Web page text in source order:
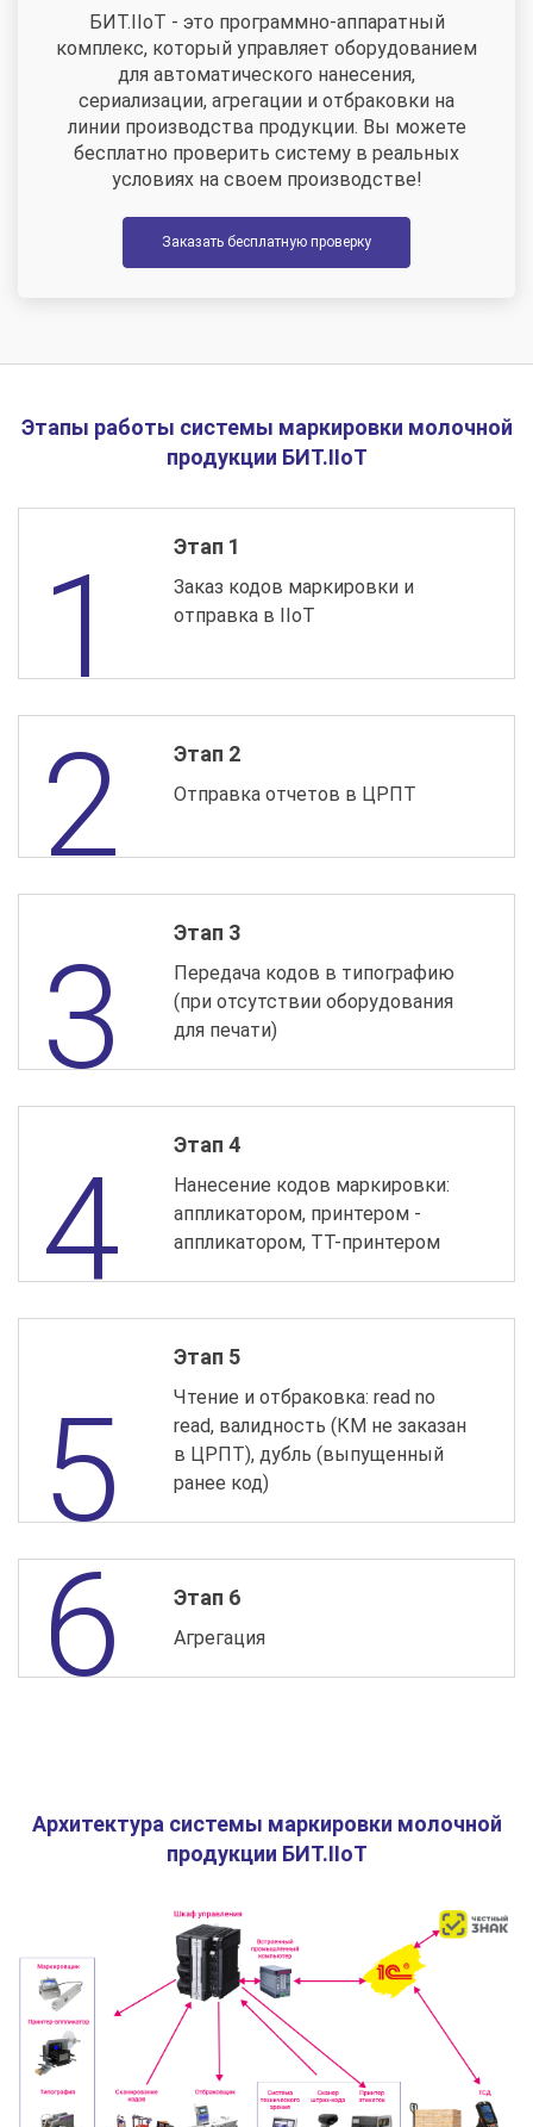
БИТ.IIoT - это программно-аппаратный
комплекс, который управляет оборудованием
для автоматического нанесения,
сериализации, агрегации и отбраковки на
линии производства продукции. Вы можете
бесплатно проверить систему в реальных
условиях на своем производстве!
Заказать бесплатную проверку
Этапы работы системы маркировки молочной
продукции БИТ.IIoT
Этап 1
Заказ кодов маркировки и
отправка в IIoT
Этап 2
Отправка отчетов в ЦРПТ
Этап 3
Передача кодов в типографию
(при отсутствии оборудования
для печати)
Этап 4
Нанесение кодов маркировки:
аппликатором, принтером -
аппликатором, ТТ-принтером
Этап 5
Чтение и отбраковка: read no
read, валидность (КМ не заказан
в ЦРПТ), дубль (выпущенный
ранее код)
Этап 6
Агрегация
Архитектура системы маркировки молочной
продукции БИТ.IIoT